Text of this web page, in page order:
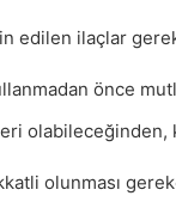
edilen ilaçlar
önce
olabileceğinden,
olunması